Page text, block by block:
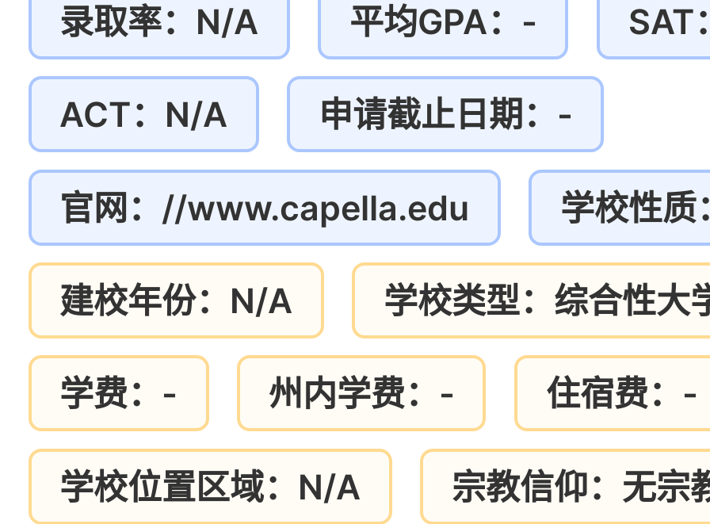
录取率：N/A 平均GPA：- SAT
ACT：N/A 申请截止日期：-
官网：//www.capella.edu 学校性质
建校年份：N/A 学校类型：综合性大
学费：- 州内学费：- 住宿费：-
学校位置区域：N/A 宗教信仰：无宗